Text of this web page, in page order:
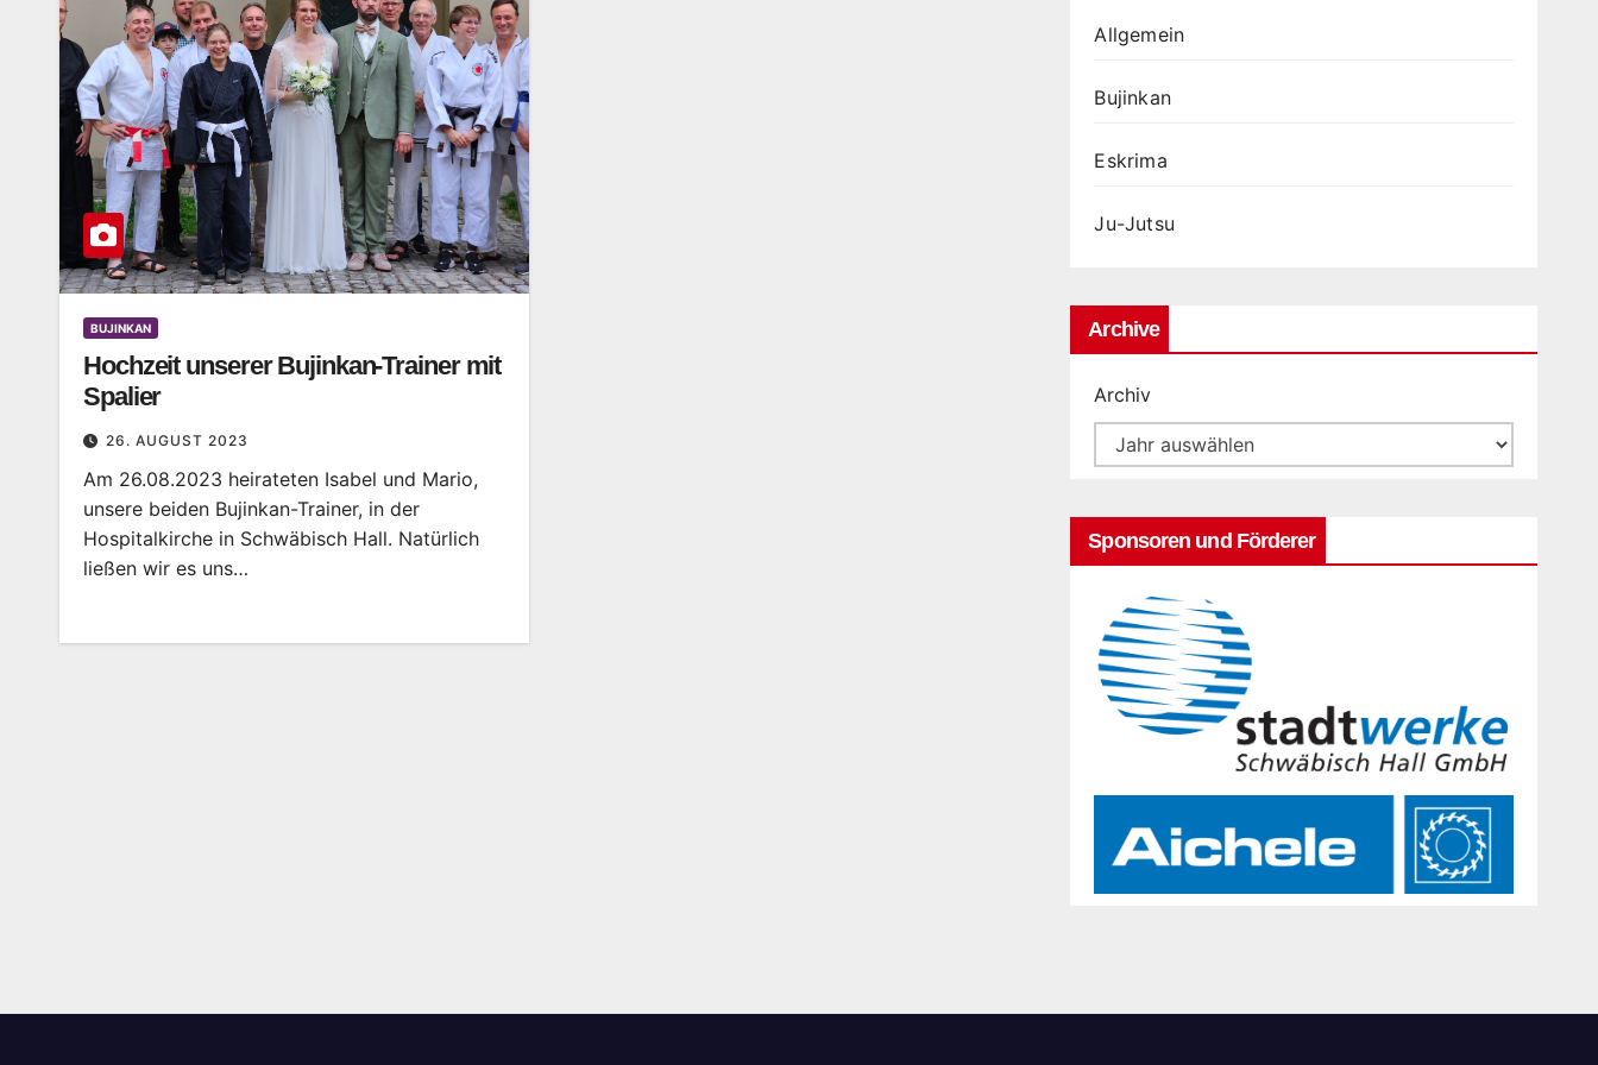
BUJINKAN
Hochzeit unserer Bujinkan-Trainer mit
Spalier
26. AUGUST 2023
Am 26.08.2023 heirateten Isabel und Mario,
unsere beiden Bujinkan-Trainer, in der
Hospitalkirche in Schwäbisch Hall. Natürlich
ließen wir es uns…
Allgemein
Bujinkan
Eskrima
Ju-Jutsu
Archive
Archiv
Sponsoren und Förderer